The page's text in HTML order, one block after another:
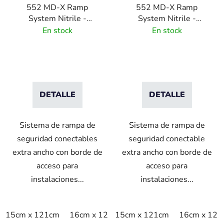
552 MD-X Ramp
System Nitrile -
Sistema de acceso extra
En stock
DETALLE
Sistema de rampa de
seguridad conectables
extra ancho con borde de
acceso para
instalaciones...
15cm x 121cm 16cm x 121cm
552 MD-X Ramp
System Nitrile -
Sistema de acceso extra
En stock
DETALLE
Sistema de rampa de
seguridad conectable
extra ancho con borde de
acceso para
instalaciones...
15cm x 121cm 16cm x